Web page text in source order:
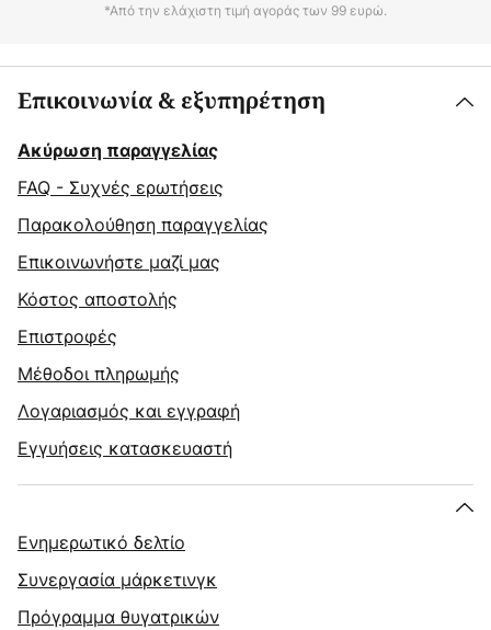
*Από την ελάχιστη τιμή αγοράς των 99 ευρώ.
Επικοινωνία & εξυπηρέτηση
Ακύρωση παραγγελίας
FAQ - Συχνές ερωτήσεις
Παρακολούθηση παραγγελίας
Επικοινωνήστε μαζί μας
Κόστος αποστολής
Επιστροφές
Μέθοδοι πληρωμής
Λογαριασμός και εγγραφή
Εγγυήσεις κατασκευαστή
Ενημερωτικό δελτίο
Συνεργασία μάρκετινγκ
Πρόγραμμα θυγατρικών